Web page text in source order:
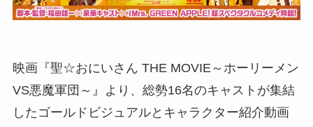
映画『聖☆おにいさん THE MOVIE～ホーリーメン
VS悪魔軍団～』より、総勢16名のキャストが集結
したゴールドビジュアルとキャラクター紹介動画